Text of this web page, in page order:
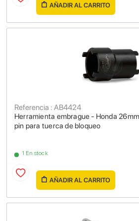
AÑADIR AL CARRITO
Herramienta embrague - Honda
pin para tuerca de bloqueo
Referencia : AB4424
1 En stock
AÑADIR AL CARRITO